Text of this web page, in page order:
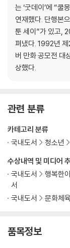
032 새로 산 청바지
033 내가 원한다
034 왜 하루에 여덟
035 실업은 내가 못
036 일하는 것은 원
037 노동자에게는
041 청소년은 소득이
043 가난한 사람에
044 어떻게 모든 회
045 펀드를 하면 돈
046 창고에 먹을 것
047 수돗물을 민영
048 더 좋은 진료를
051 지나친 복지도 병
는 ‘굿데이’에 “쿨
연재했다. 단행본
툰 세이”가 있고,
펴냈다. 1992년 제
버 만화 공모전 대
상했다.
관련 분류
수상내역 및 미디어
국내도서
행복한
서
국내도서
문화체
카테고리 분류
국내도서
청소년
품목정보